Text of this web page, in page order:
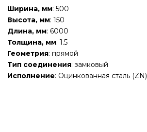
Ширина, мм: 500
Высота, мм: 150
Длина, мм: 6000
Толщина, мм: 1.5
Геометрия: прямой
Тип соединения: замковый
Исполнение: Оцинкованная сталь (ZN)